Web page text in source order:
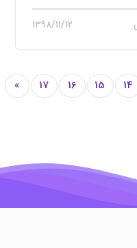
۱۳۹۸/۱۱/۱۲
14
15
16
17
»